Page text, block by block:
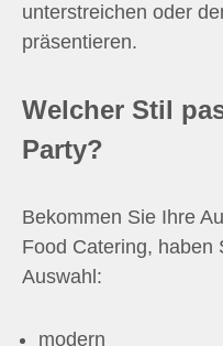
unterstreichen oder
präsentieren.
Welcher Stil
Party?
Bekommen Sie Ihre
Food Catering, haben
Auswahl:
modern